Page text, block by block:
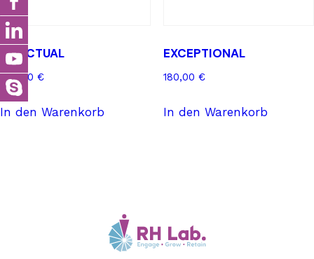
PONCTUAL
300,00 €
In den Warenkorb
EXCEPTIONAL
180,00 €
In den Warenkorb